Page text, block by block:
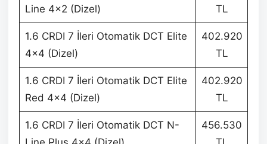
Line 4×2 (Dizel)
TL
1.6 CRDI 7 İleri Otomatik DCT Elite
4×4 (Dizel)
402.920
TL
1.6 CRDI 7 İleri Otomatik DCT Elite
Red 4×4 (Dizel)
402.920
TL
1.6 CRDI 7 İleri Otomatik DCT N-
456.530